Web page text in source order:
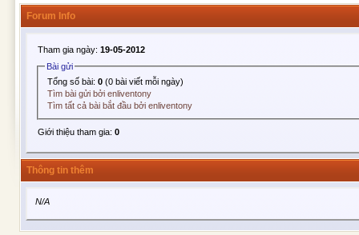
Forum Info
Tham gia ngày: 19-05-2012
Bài gửi
Tổng số bài:0 (0 bài viết mỗi ngày)
Tìm bài gửi bởi enliventony
Tìm tất cả bài bắt đầu bởi enliventony
Giới thiệu tham gia: 0
Thông tin thêm
N/A